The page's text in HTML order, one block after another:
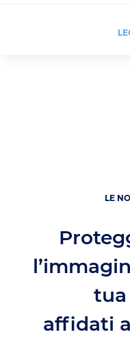
LE
tua
affidati